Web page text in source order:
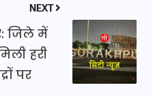
NEXT
जिले में
हरी
पर
बिजली-पंखे
देख भावुक
कहा-यहीं